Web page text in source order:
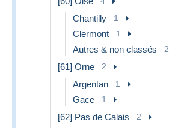
Chantilly 1
Clermont 1
Autres & non classés 2
[61] Orne 2
Argentan 1
Gace 1
[62] Pas de Calais 2